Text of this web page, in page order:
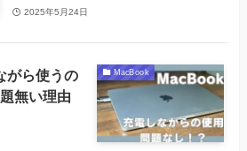
2025年5月24日
MacBook
がら使うの
無い理由